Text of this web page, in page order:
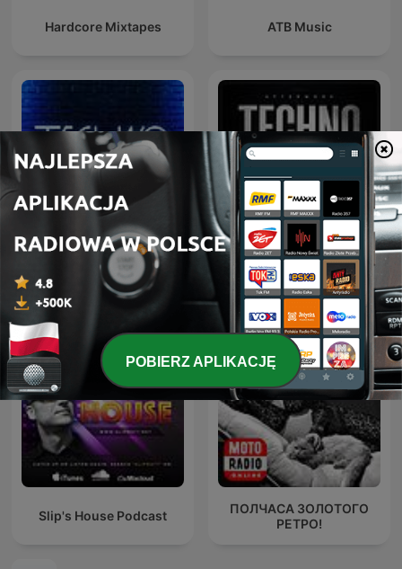
Hardcore Mixtapes ATB Music
Techno Life
Afterwork Techno
Sessions – Techno
Podcast, Raw & Hypnotic
Techno Mixes
Slip's House Podcast
ПОЛЧАСА ЗОЛОТОГО
РЕТРО!
POBIERZ APLIKACJĘ